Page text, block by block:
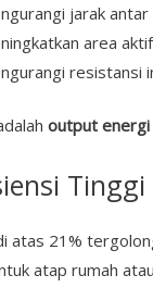
jarak antar
area
resistansi
output energi
atas 21%
atap rumah